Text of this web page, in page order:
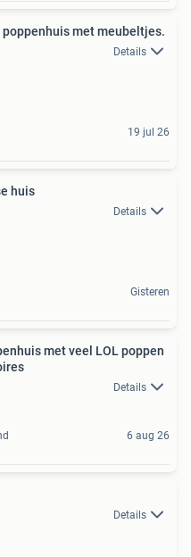
poppenhuis met meubeltjes.
Details
19 jul 26
huis
Details
Gisteren
met veel LOL poppen
Details
6 aug 26
Details